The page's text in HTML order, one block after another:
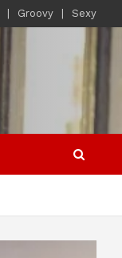
Groovy Sexy